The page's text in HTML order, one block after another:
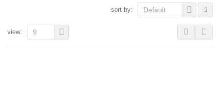
sort by: Default
view: 9